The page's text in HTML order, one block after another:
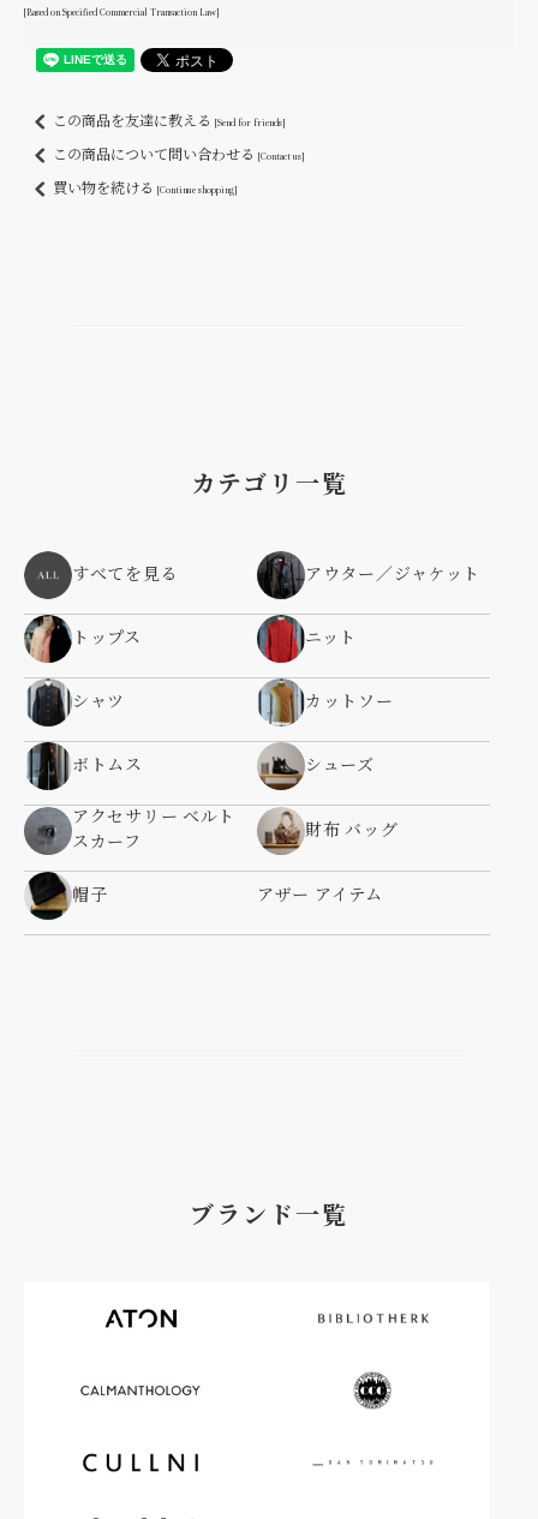
[Based on Specified Commercial Transaction Law]
この商品を友達に教える [Send for friends]
この商品について問い合わせる [Contact us]
買い物を続ける [Continue shopping]
カテゴリ一覧
すべてを見る アウター／ジャケット
トップス ニット
シャツ カットソー
ボトムス シューズ
アクセサリー ベルト
スカーフ
財布 バッグ
帽子 アザー アイテム
ブランド一覧